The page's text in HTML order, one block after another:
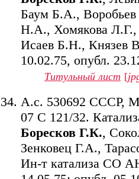
Баум Б.А.,
Н.А., Хомякова
Исаев Б.Н., Князев
10.02.75, опубл.
Титульный лист [
А.с. 530692 СССР,
07 C 121/32.
Боресков Г.К.,
Зенковец Г.А.,
Ин-т катализа СО